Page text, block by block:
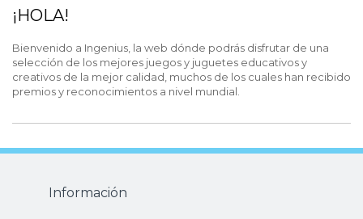
¡HOLA!
Bienvenido a Ingenius, la web dónde podrás disfrutar de una
selección de los mejores juegos y juguetes educativos y
creativos de la mejor calidad, muchos de los cuales han recibido
premios y reconocimientos a nivel mundial.
Información